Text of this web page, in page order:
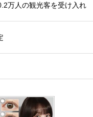
万人の観光客を受け入れ